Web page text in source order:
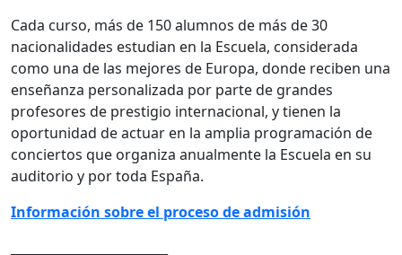
Cada curso, más de 150 alumnos de más de 30
nacionalidades estudian en la Escuela, considerada
como una de las mejores de Europa, donde reciben una
enseñanza personalizada por parte de grandes
profesores de prestigio internacional, y tienen la
oportunidad de actuar en la amplia programación de
conciertos que organiza anualmente la Escuela en su
auditorio y por toda España.
Información sobre el proceso de admisión